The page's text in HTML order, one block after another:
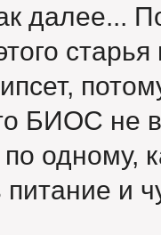
далее...
БИОС не
одному,
и